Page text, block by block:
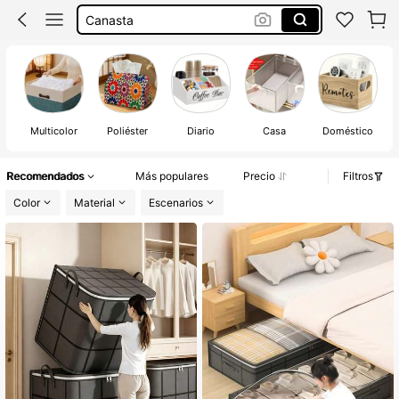
Juguetero
Baul
Multicolor Poliéster Diario Casa Doméstico
Recomendados Más populares Precio
Filtros
Color
Material Escenarios